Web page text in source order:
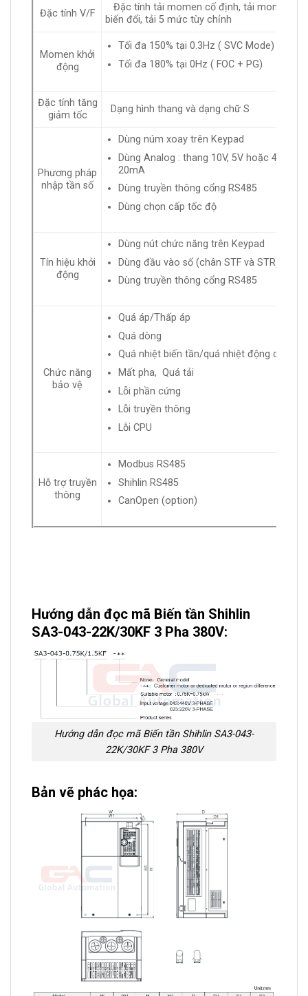
Đặc tính V/F
Đặc tính tải momen cố định, tải momen
biến đổi, tải 5 mức tùy chỉnh
Momen khởi
động
Tối đa 150% tại 0.3Hz ( SVC Mode)
Tối đa 180% tại 0Hz ( FOC + PG)
Đặc tính tăng
giảm tốc
Dạng hình thang và dạng chữ S
Phương pháp
nhập tần số
Dùng núm xoay trên Keypad
Dùng Analog : thang 10V, 5V hoặc 4-
20mA
Dùng truyền thông cổng RS485
Dùng chọn cấp tốc độ
Tín hiệu khởi
động
Dùng nút chức năng trên Keypad
Dùng đầu vào số (chân STF và STR)
Dùng truyền thông cổng RS485
Chức năng
bảo vệ
Quá áp/Thấp áp
Quá dòng
Quá nhiệt biến tần/quá nhiệt động cơ
Mất pha, Quá tải
Lỗi phần cứng
Lỗi truyền thông
Lỗi CPU
Hỗ trợ truyền
thông
Modbus RS485
Shihlin RS485
CanOpen (option)
Hướng dẫn đọc mã Biến tần Shihlin
SA3-043-22K/30KF 3 Pha 380V:
Hướng dẫn đọc mã Biến tần Shihlin SA3-043-
22K/30KF 3 Pha 380V
Bản vẽ phác họa: